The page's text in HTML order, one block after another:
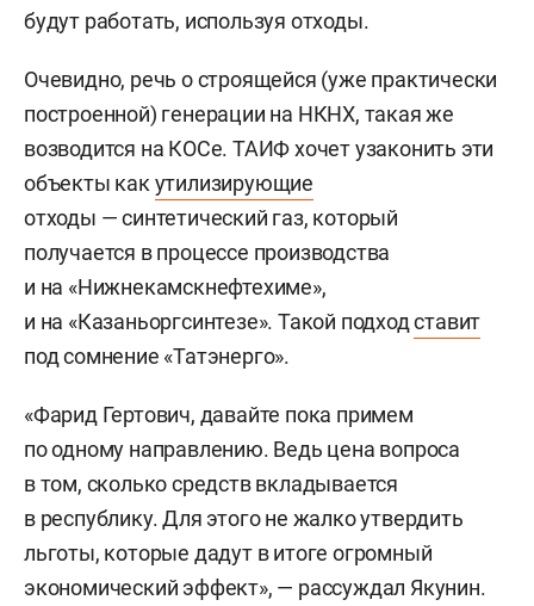
будут работать, используя отходы.
Очевидно, речь о строящейся (уже практически
построенной) генерации на НКНХ, такая же
возводится на КОСе. ТАИФ хочет узаконить эти
объекты как утилизирующие
отходы — синтетический газ, который
получается в процессе производства
и на «Нижнекамскнефтехиме»,
и на «Казаньоргсинтезе». Такой подходставит
под сомнение «Татэнерго».
«Фарид Гертович, давайте пока примем
по одному направлению. Ведь цена вопроса
в том, сколько средств вкладывается
в республику. Для этого не жалко утвердить
льготы, которые дадут в итоге огромный
экономический эффект», — рассуждал Якунин.